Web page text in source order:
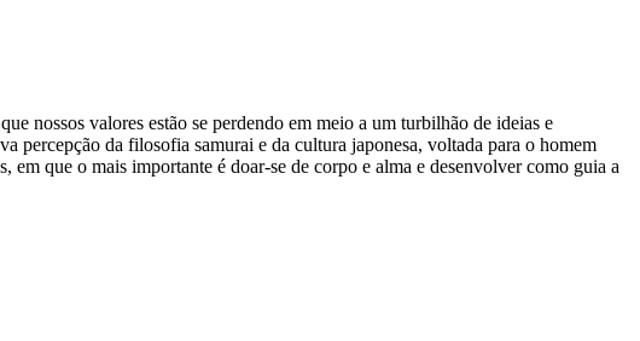
nossos valores estão se perdendo em meio a um turbilhão de ideias e
percepção da filosofia samurai e da cultura japonesa, voltada para o homem
que o mais importante é doar-se de corpo e alma e desenvolver como guia a